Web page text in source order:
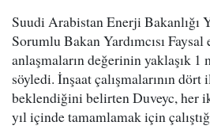
Suudi Arabistan Enerji Bakanlığı
Sorumlu Bakan Yardımcısı Faysal
anlaşmaların değerinin yaklaşık
söyledi. İnşaat çalışmalarının
beklendiğini belirten Duveyc, her
yıl içinde tamamlamak için